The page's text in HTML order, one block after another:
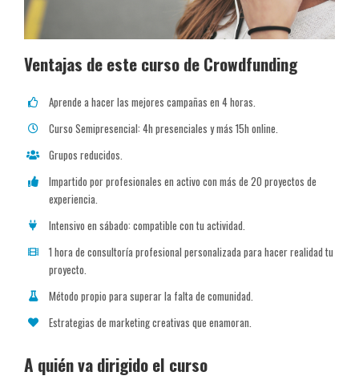
Ventajas de este curso de Crowdfunding
Aprende a hacer las mejores campañas en 4 horas.
Curso Semipresencial: 4h presenciales y más 15h online.
Grupos reducidos.
Impartido por profesionales en activo con más de 20 proyectos de
experiencia.
Intensivo en sábado: compatible con tu actividad.
1 hora de consultoría profesional personalizada para hacer realidad tu
proyecto.
Método propio para superar la falta de comunidad.
Estrategias de marketing creativas que enamoran.
A quién va dirigido el curso